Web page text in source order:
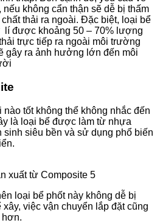
nếu không cẩn thận sẽ dễ bị thấm
thải ra ngoài. Đặc biệt, loại bể
lí được khoảng 50 – 70% lượng
trực tiếp ra ngoài môi trường
gây ra ảnh hưởng lớn đến môi
tốt không thể không nhắc đến
là loại bể được làm từ nhựa
siêu bền và sử dụng phổ biến
xuất từ Composite 5
loại bể phốt này không dễ bị
việc vận chuyển lắp đặt cũng
hơn.